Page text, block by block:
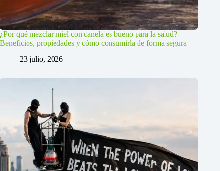
¿Por qué mezclar miel con canela es bueno para la salud?
Beneficios, propiedades y cómo consumirla de forma segura
23 julio, 2026